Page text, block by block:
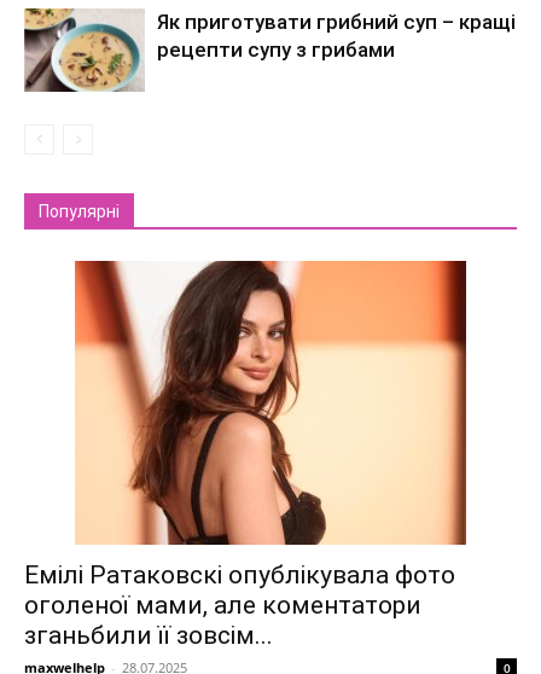
Як приготувати грибний суп – кращі
рецепти супу з грибами
Популярні
Емілі Ратаковскі опублікувала фото
оголеної мами, але коментатори
зганьбили її зовсім...
maxwelhelp - 28.07.2025 0